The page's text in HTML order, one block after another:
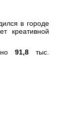
в городе
креативной
91,8тыс.